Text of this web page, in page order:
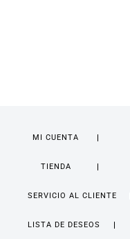
MI CUENTA
TIENDA
SERVICIO AL CLIENTE
LISTA DE DESEOS